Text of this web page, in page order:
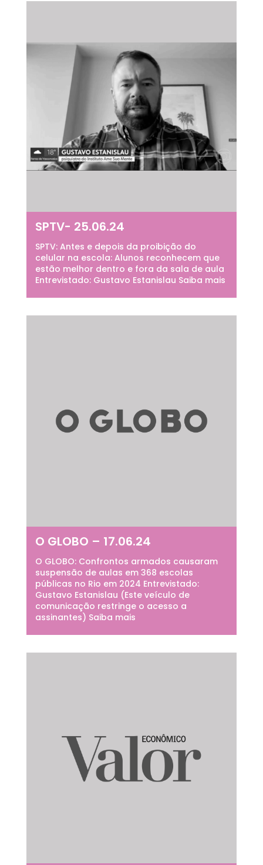
SPTV- 25.06.24
SPTV: Antes e depois da proibição do
celular na escola: Alunos reconhecem que
estão melhor dentro e fora da sala de aula
Entrevistado: Gustavo Estanislau Saiba mais
O GLOBO – 17.06.24
O GLOBO: Confrontos armados causaram
suspensão de aulas em 368 escolas
públicas no Rio em 2024 Entrevistado:
Gustavo Estanislau (Este veículo de
comunicação restringe o acesso a
assinantes) Saiba mais